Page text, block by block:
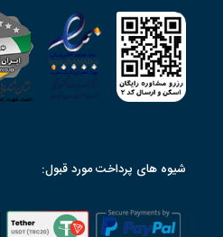
شیوه های پرداخت مورد قبول: